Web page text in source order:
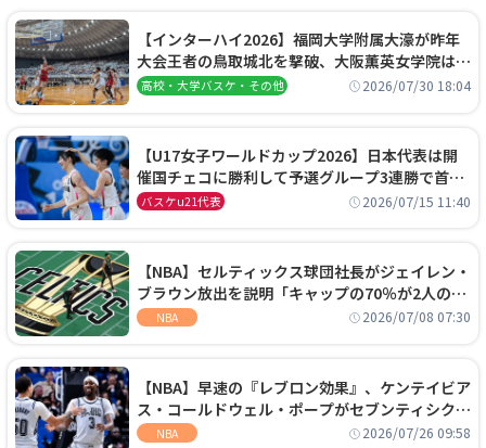
【インターハイ2026】福岡大学附属大濠が昨年
大会王者の鳥取城北を撃破、大阪薫英女学院は岐
阜女子に完勝、大会3日目試合結果
高校・大学バスケ・その他 2026/07/30 18:04
【U17女子ワールドカップ2026】日本代表は開
催国チェコに勝利して予選グループ3連勝で首位
通過！準々決勝の相手はエジプトに決定
バスケu21代表 2026/07/15 11:40
【NBA】セルティックス球団社長がジェイレン・
ブラウン放出を説明「キャップの70％が2人の選
手に集中するチームでは勝てない」
NBA 2026/07/08 07:30
【NBA】早速の『レブロン効果』、ケンテイビア
ス・コールドウェル・ポープがセブンティシクサ
ーズに1年契約で加入
NBA 2026/07/26 09:58